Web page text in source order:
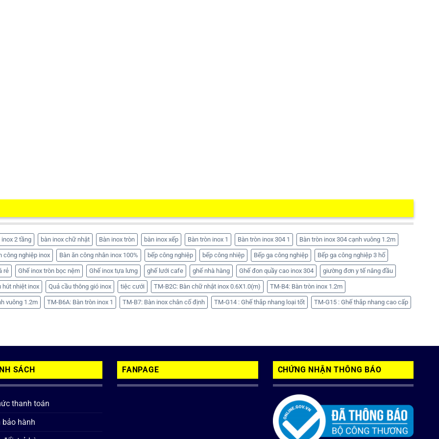
inox 2 tầng bàn inox chữ nhật Bàn inox tròn bàn inox xếp Bàn tròn inox 1 Bàn tròn inox 304 1 Bàn tròn inox 304 cạnh vuông 1.2m
công nghiệp inox Bàn ăn công nhân inox 100% bếp công nghiệp bếp công nhiệp Bếp ga công nghiệp Bếp ga công nghiệp 3 hố
rẻ Ghế inox tròn bọc nệm Ghế inox tựa lưng ghế lưới cafe ghế nhà hàng Ghế đon quầy cao inox 304 giường đơn y tế nâng đầu
hút nhiệt inox Quả cầu thông gió inox tiệc cưới TM-B2C: Bàn chữ nhật inox 0.6X1.0(m) TM-B4: Bàn tròn inox 1.2m
vuông 1.2m TM-B6A: Bàn tròn inox 1 TM-B7: Bàn inox chân cố định TM-G14 : Ghế thắp nhang loại tốt TM-G15 : Ghế thắp nhang cao cấp
SÁCH
thanh toán
bảo hành
FANPAGE CHỨNG NHẬN THÔNG BÁO